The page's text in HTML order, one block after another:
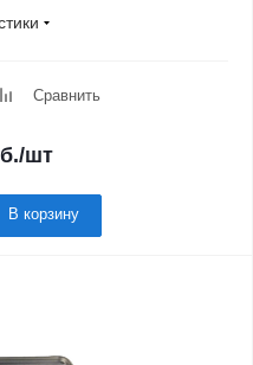
Сравнить
/шт
В корзину